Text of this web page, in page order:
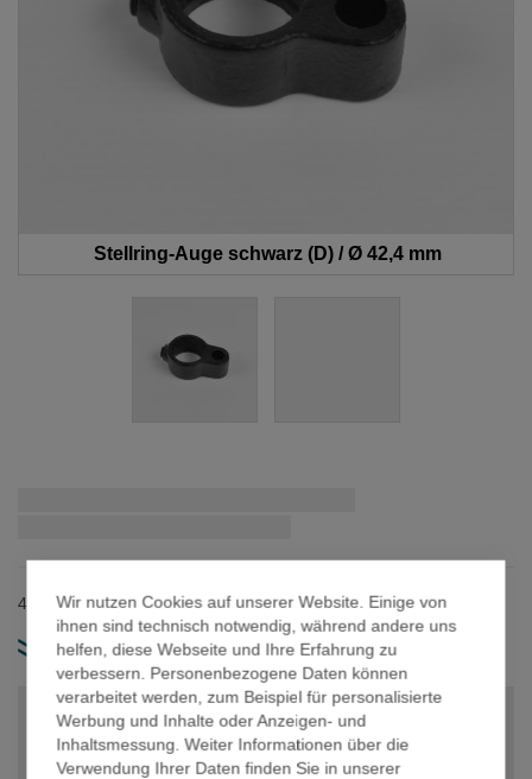
Wir nutzen Cookies auf unserer Website. Einige von
ihnen sind technisch notwendig, während andere uns
helfen, diese Webseite und Ihre Erfahrung zu
verbessern. Personenbezogene Daten können
verarbeitet werden, zum Beispiel für personalisierte
Werbung und Inhalte oder Anzeigen- und
Inhaltsmessung. Weiter Informationen über die
Verwendung Ihrer Daten finden Sie in unserer
Stellring-Auge schwarz (D) / Ø 42,4 mm
Bildergalerie
42,4 mm Rohrdurchmesser / Material: Gusseisen.
weitere Produkt-Infos
PREIS PRO STK. NETTO
PREIS PRO STK. NETTO